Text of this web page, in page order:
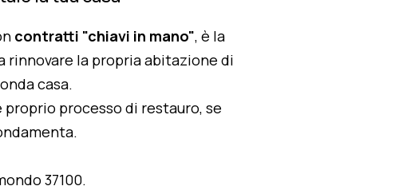
contratti "chiavi in mano", è la
rinnovare la propria abitazione di
casa.
processo di restauro, se
37100.